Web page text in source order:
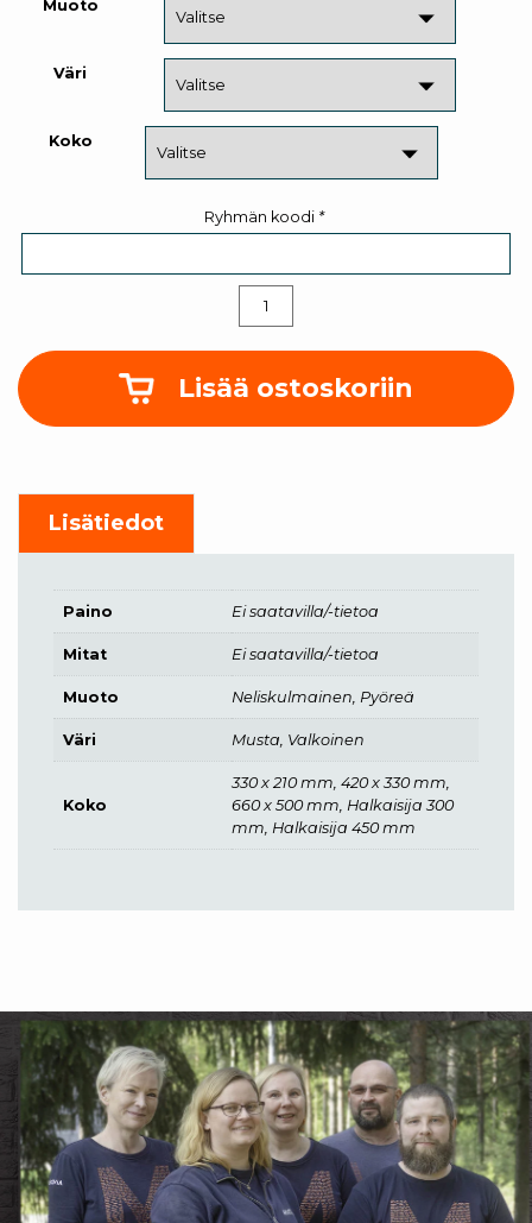
Muoto
Väri
Koko
Ryhmän koodi *
määrä
Lisää ostoskoriin
Lisätiedot
Paino Ei saatavilla/-tietoa
Mitat Ei saatavilla/-tietoa
Muoto Neliskulmainen, Pyöreä
Väri Musta, Valkoinen
Koko
330 x 210 mm, 420 x 330 mm,
660 x 500 mm, Halkaisija 300
mm, Halkaisija 450 mm